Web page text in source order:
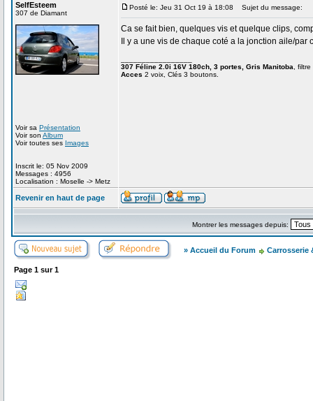
SelfEsteem
307 de Diamant
Voir sa Présentation
Voir son Album
Voir toutes ses Images
Inscrit le: 05 Nov 2009
Messages : 4956
Localisation : Moselle -> Metz
Posté le: Jeu 31 Oct 19 à 18:08 Sujet du message:
Ca se fait bien, quelques vis et quelque clips,
Il y a une vis de chaque coté a la jonction aile/
307 Féline 2.0i 16V 180ch, 3 portes, Gris Manitoba ,
Acces 2 voix, Clés 3 boutons.
Revenir en haut de page
Montrer les messages depuis:
» Accueil du Forum Carrosserie
Page 1 sur1